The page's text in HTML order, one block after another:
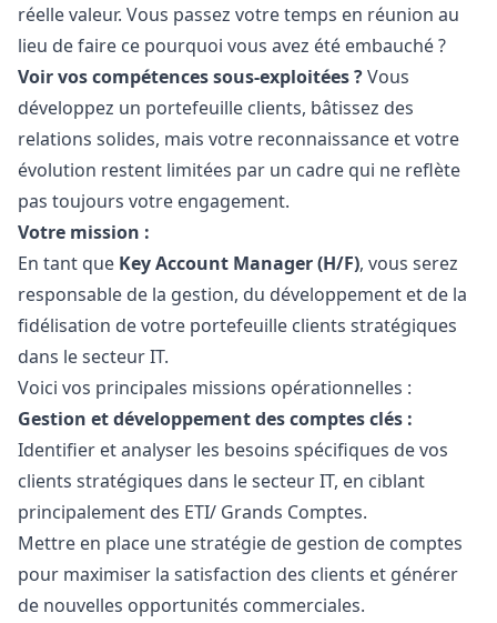
réelle valeur. Vous passez votre temps en réunion au
lieu de faire ce pourquoi vous avez été embauché ?
Voir vos compétences sous-exploitées ?Vous
développez un portefeuille clients, bâtissez des
relations solides, mais votre reconnaissance et votre
évolution restent limitées par un cadre qui ne reflète
pas toujours votre engagement.
Votre mission :
En tant que Key Account Manager(H/F), vous serez
responsable de la gestion, du développement et de la
fidélisation de votre portefeuille clients stratégiques
dans le secteur IT.
Voici vos principales missions opérationnelles :
Gestion et développement des comptes clés :
Identifier et analyser les besoins spécifiques de vos
clients stratégiques dans le secteur IT, en ciblant
principalement des ETI/ Grands Comptes.
Mettre en place une stratégie de gestion de comptes
pour maximiser la satisfaction des clients et générer
de nouvelles opportunités commerciales.